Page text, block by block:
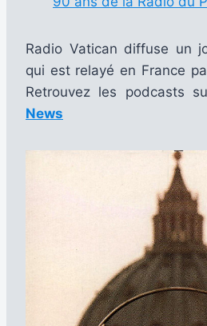
Radio Vatican diffuse un
qui est relayé en France
Retrouvez les podcasts
News